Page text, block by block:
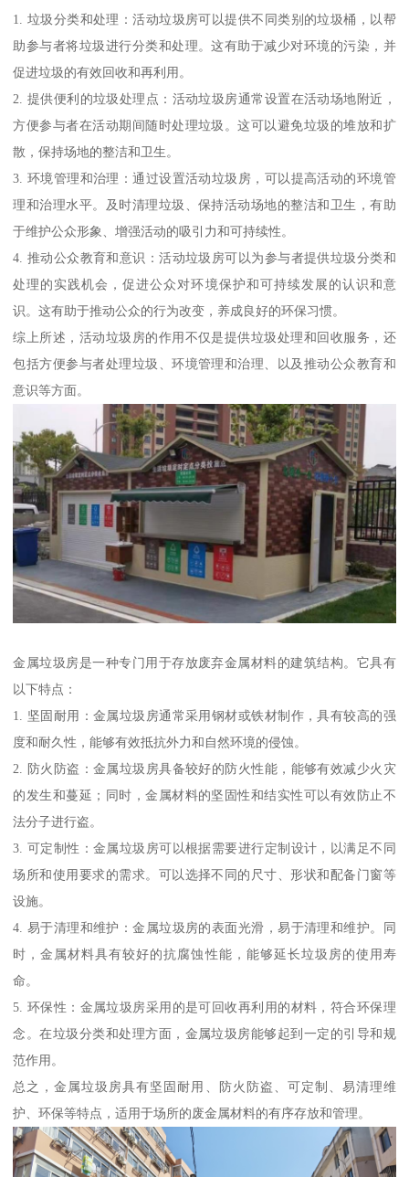
1. 垃圾分类和处理：活动垃圾房可以提供不同类别的垃圾桶，以帮
助参与者将垃圾进行分类和处理。这有助于减少对环境的污染，并
促进垃圾的有效回收和再利用。
2. 提供便利的垃圾处理点：活动垃圾房通常设置在活动场地附近，
方便参与者在活动期间随时处理垃圾。这可以避免垃圾的堆放和扩
散，保持场地的整洁和卫生。
3. 环境管理和治理：通过设置活动垃圾房，可以提高活动的环境管
理和治理水平。及时清理垃圾、保持活动场地的整洁和卫生，有助
于维护公众形象、增强活动的吸引力和可持续性。
4. 推动公众教育和意识：活动垃圾房可以为参与者提供垃圾分类和
处理的实践机会，促进公众对环境保护和可持续发展的认识和意
识。这有助于推动公众的行为改变，养成良好的环保习惯。
综上所述，活动垃圾房的作用不仅是提供垃圾处理和回收服务，还
包括方便参与者处理垃圾、环境管理和治理、以及推动公众教育和
意识等方面。
金属垃圾房是一种专门用于存放废弃金属材料的建筑结构。它具有
以下特点：
1. 坚固耐用：金属垃圾房通常采用钢材或铁材制作，具有较高的强
度和耐久性，能够有效抵抗外力和自然环境的侵蚀。
2. 防火防盗：金属垃圾房具备较好的防火性能，能够有效减少火灾
的发生和蔓延；同时，金属材料的坚固性和结实性可以有效防止不
法分子进行盗。
3. 可定制性：金属垃圾房可以根据需要进行定制设计，以满足不同
场所和使用要求的需求。可以选择不同的尺寸、形状和配备门窗等
设施。
4. 易于清理和维护：金属垃圾房的表面光滑，易于清理和维护。同
时，金属材料具有较好的抗腐蚀性能，能够延长垃圾房的使用寿
命。
5. 环保性：金属垃圾房采用的是可回收再利用的材料，符合环保理
念。在垃圾分类和处理方面，金属垃圾房能够起到一定的引导和规
范作用。
总之，金属垃圾房具有坚固耐用、防火防盗、可定制、易清理维
护、环保等特点，适用于场所的废金属材料的有序存放和管理。